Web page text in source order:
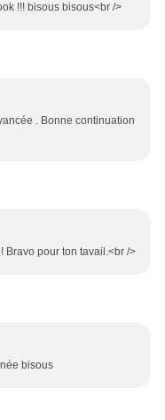
!!! bisous bisous<br />
. Bonne continuation
Bravo pour ton tavail.<br />
bisous